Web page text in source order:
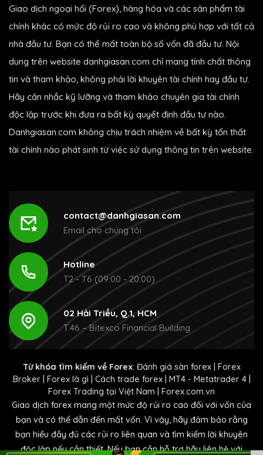
Giao dịch ngoại hối (Forex), hàng hóa và các sản phẩm tài
chính khác có mức độ rủi ro cao và không phù hợp với tất cả
nhà đầu tư. Bạn có thể mất toàn bộ số vốn đã đầu tư. Nội
dung trên website danhgiasan.com chỉ mang tính chất thông
tin và tham khảo, không phải lời khuyên tài chính hay đầu tư.
Hãy cân nhắc kỹ lưỡng và tham khảo chuyên gia tài chính
độc lập trước khi đưa ra bất kỳ quyết định đầu tư nào.
Danhgiasan.com không chịu trách nhiệm về bất kỳ tổn thất
tài chính nào phát sinh từ việc sử dụng thông tin trên website.
contact@danhgiasan.com
Email cho chúng tôi
Hotline
T2 - T6 (09:00 - 20:00)
02 Hải Triều, Q.1, HCM
T.46 – Bitexco Financial Building
Từ khóa tìm kiếm về Forex: Đánh giá sàn forex| Forex
Broker| Forex là gì Cách trade forex| MT4 - Metatrader 4|
Forex Trading tại Việt Nam
Forex.com.vn
Giao dịch forex mang một mức độ rủi ro cao đối với vốn của
bạn và có thể dẫn đến mất vốn. Vì vậy, hãy đảm bảo rằng
bạn hiểu đầy đủ các rủi ro liên quan và tìm kiếm lời khuyên
độc lập nếu cần thiết. Nếu bạn cần hỗ trợ hãy liên hệ với